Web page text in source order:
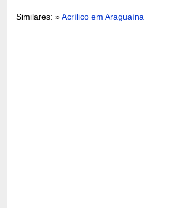
Similares: »Acrílico em Araguaína